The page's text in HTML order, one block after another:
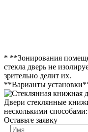
* **Зонирования
стекла дверь не
зрительно делит их.
**Варианты
Двери стеклянные
несколькими способами:
Оставьте заявку